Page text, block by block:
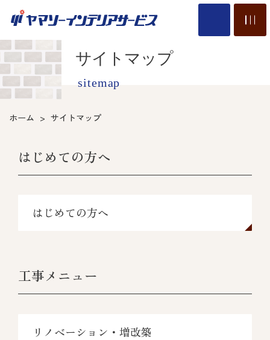
サイトマップ
sitemap
ホーム サイトマップ
はじめての方へ
はじめての方へ
工事メニュー
リノベーション・増改築